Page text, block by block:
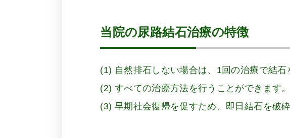
当院の尿路結石治療の特徴
(1) 自然排石しない場合は、1回の治療で結石
(2) すべての治療方法を行うことができます。
(3) 早期社会復帰を促すため、即日結石を破